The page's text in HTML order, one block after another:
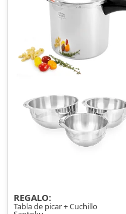
REGALO:
Tabla de picar + Cuchillo